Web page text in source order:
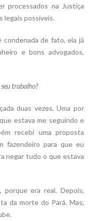
processados na Justiça
legais possíveis.
condenada de fato, ela já
e bons advogados,
trabalho?
duas vezes. Uma por
estava me seguindo e
recebi uma proposta
fazendeiro para que eu
negar tudo o que estava
porque era real. Depois,
da morte do Pará. Mas,